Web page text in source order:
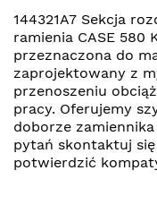
144321A7 Sekcja
ramienia CASE 580
przeznaczona do
zaprojektowany z
przenoszeniu
pracy. Oferujemy
doborze
pytań skontaktuj
potwierdzić